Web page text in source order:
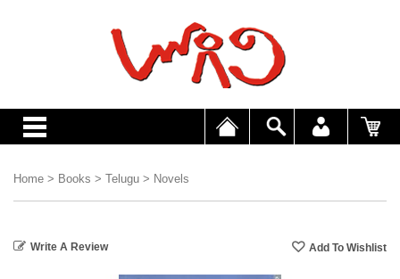
Home > Books > Telugu > Novels
Write A Review